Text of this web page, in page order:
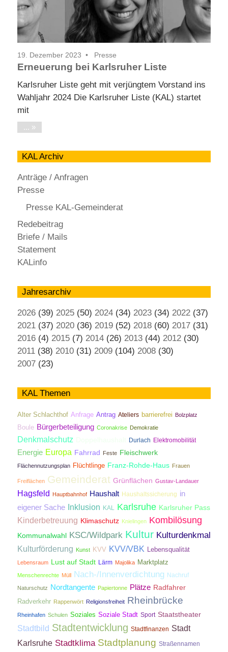
19. Dezember 2023 Presse
Erneuerung bei Karlsruher Liste
Karlsruher Liste geht mit verjüngtem Vorstand ins
Wahljahr 2024 Die Karlsruher Liste (KAL) startet
mit
...
KAL Archiv
Anträge / Anfragen
Presse
Presse KAL-Gemeinderat
Redebeitrag
Briefe / Mails
Statement
KALinfo
Jahresarchiv
2026 (39) 2025 (50) 2024 (34) 2023 (34) 2022 (37)
2021 (37) 2020 (36) 2019 (52) 2018 (60) 2017 (31)
2016 (4) 2015 (7) 2014 (26) 2013 (44) 2012 (30)
2011 (38) 2010 (31) 2009 (104) 2008 (30)
2007 (23)
KAL Themen
Alter Schlachthof Anfrage Antrag Ateliers barrierefrei Bolzplatz
Boule Bürgerbeteiligung Coronakrise Demokratie
Denkmalschutz Durlach Elektromobilität
Energie Europa Fahrrad Feste Fleischwerk
Flächennutzungsplan Flüchtlinge Franz-Rohde-Haus Frauen
Freiflächen Gemeinderat Grünflächen Gustav-Landauer
Hagsfeld Hauptbahnhof Haushalt Haushaltssicherung in
eigener Sache Inklusion KAL Karlsruhe Karlsruher Pass
Kinderbetreuung Klimaschutz Knielingen Kombilösung
Kommunalwahl KSC/Wildpark Kultur Kulturdenkmal
Kulturförderung Kunst KVV KVV/VBK Lebensqualität
Lebensraum Lust auf Stadt Lärm Majolika Marktplatz
Menschenrechte Müll Nach-/Innenverdichtung Nachruf
Naturschutz Nordtangente Papiertonne Plätze Radfahrer
Radverkehr Rappenwört Religionsfreiheit Rheinbrücke
Rheinhafen Schulen Soziales Soziale Stadt Sport Staatstheater
Stadtbild Stadtentwicklung Stadtfinanzen Stadt
Karlsruhe Stadtklima Stadtplanung Straßennamen